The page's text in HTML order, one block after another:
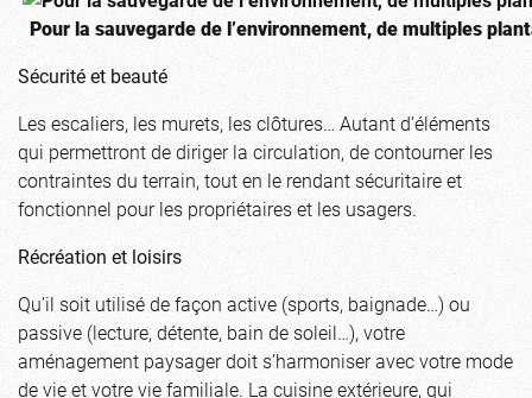
Pour la sauvegarde de l’environnement, de multiples
Sécurité et beauté
Les escaliers, les murets, les clôtures… Autant d’éléments
qui permettront de diriger la circulation, de contourner les
contraintes du terrain, tout en le rendant sécuritaire et
fonctionnel pour les propriétaires et les usagers.
Récréation et loisirs
Qu’il soit utilisé de façon active (sports, baignade…) ou
passive (lecture, détente, bain de soleil…), votre
aménagement paysager doit s’harmoniser avec votre mode
de vie et votre vie familiale. La cuisine extérieure, qui